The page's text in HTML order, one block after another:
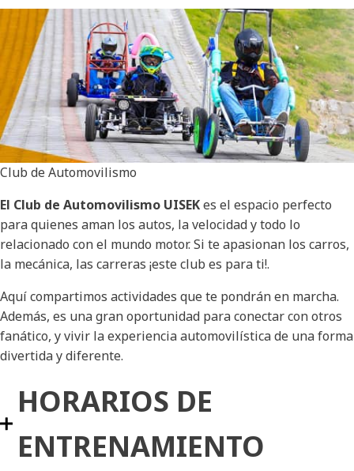
Club de Automovilismo
El Club de Automovilismo UISEKes el espacio perfecto
para quienes aman los autos, la velocidad y todo lo
relacionado con el mundo motor. Si te apasionan los carros,
la mecánica, las carreras ¡este club es para ti!.
Aquí compartimos actividades que te pondrán en marcha.
Además, es una gran oportunidad para conectar con otros
fanático, y vivir la experiencia automovilística de una forma
divertida y diferente.
HORARIOS DE
ENTRENAMIENTO